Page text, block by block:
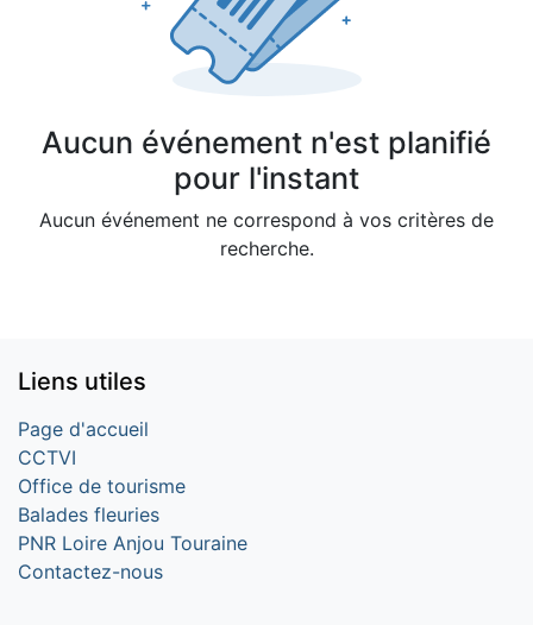
Aucun événement n'est planifié
pour l'instant
Aucun événement ne correspond à vos critères de
recherche.
Liens utiles
Page d'accueil
CCTVI
Office de tourisme
Balades fleuries
PNR Loire Anjou Touraine
Contactez-nous